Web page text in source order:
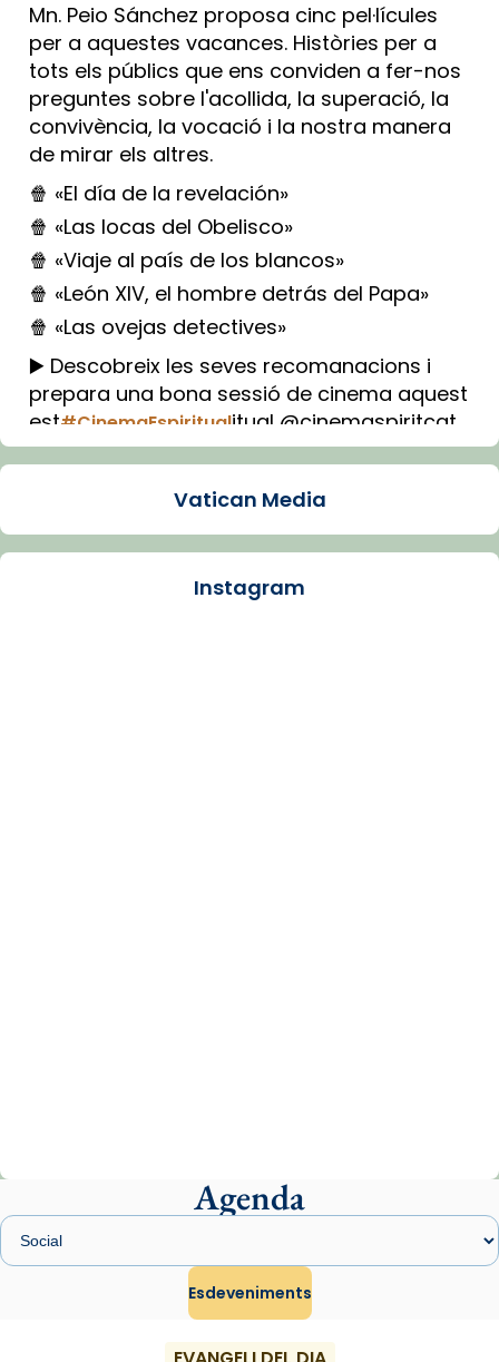
Mn. Peio Sánchez proposa cinc pel·lícules
per a aquestes vacances. Històries per a
tots els públics que ens conviden a fer-nos
preguntes sobre l'acollida, la superació, la
convivència, la vocació i la nostra manera
de mirar els altres.
🍿 «El día de la revelación»
🍿 «Las locas del Obelisco»
🍿 «Viaje al país de los blancos»
🍿 «León XIV, el hombre detrás del Papa»
🍿 «Las ovejas detectives»
▶️ Descobreix les seves recomanacions i
prepara una bona sessió de cinema aquest
est#CinemaEspiritualitual @cinemaspiritcat
Imatge: Generada amb IA (OpenAI)
Arquebisbat de Barcelona
presidit aquest 27 de juliol la missa de Les
Santes de Mataró.
🔗
Vatican Media
Instagram
Agenda
Esdeveniments